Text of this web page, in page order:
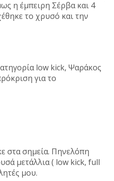
η έμπειρη Σέρβα και 4
το χρυσό και την
low kick, Ψαράκος
για το
στα σημεία. Πηνελόπη
μετάλλια ( low kick, full
μου.